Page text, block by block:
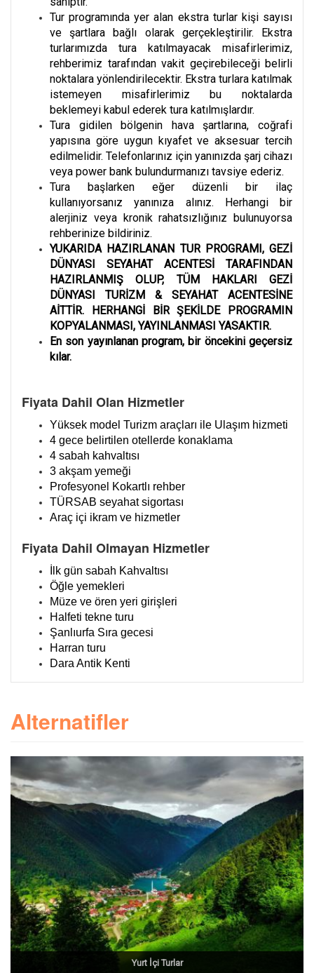
Tur programında yer alan ekstra turlar kişi sayısı
ve şartlara bağlı olarak gerçekleştirilir. Ekstra
turlarımızda tura katılmayacak misafirlerimiz,
rehberimiz tarafından vakit geçirebileceği belirli
noktalara yönlendirilecektir. Ekstra turlara katılmak
istemeyen misafirlerimiz bu noktalarda
beklemeyi kabul ederek tura katılmışlardır.
Tura gidilen bölgenin hava şartlarına, coğrafi
yapısına göre uygun kıyafet ve aksesuar tercih
edilmelidir. Telefonlarınız için yanınızda şarj cihazı
veya power bank bulundurmanızı tavsiye ederiz.
Tura başlarken eğer düzenli bir ilaç
kullanıyorsanız yanınıza alınız. Herhangi bir
alerjiniz veya kronik rahatsızlığınız bulunuyorsa
rehberinize bildiriniz.
YUKARIDA HAZIRLANAN TUR PROGRAMI, GEZİ
DÜNYASI SEYAHAT ACENTESİ TARAFINDAN
HAZIRLANMIŞ OLUP, TÜM HAKLARI GEZİ
DÜNYASI TURİZM & SEYAHAT ACENTESİNE
AİTTİR. HERHANGİ BİR ŞEKİLDE PROGRAMIN
KOPYALANMASI, YAYINLANMASI YASAKTIR.
En son yayınlanan program, bir öncekini geçersiz
kılar.
Fiyata Dahil Olan Hizmetler
Yüksek model Turizm araçları ile Ulaşım hizmeti
4 gece belirtilen otellerde konaklama
4 sabah kahvaltısı
3 akşam yemeği
Profesyonel Kokartlı rehber
TÜRSAB seyahat sigortası
Araç içi ikram ve hizmetler
Fiyata Dahil Olmayan Hizmetler
İlk gün sabah Kahvaltısı
Öğle yemekleri
Müze ve ören yeri girişleri
Halfeti tekne turu
Şanlıurfa Sıra gecesi
Harran turu
Dara Antik Kenti
Alternatifler
Yurt İçi Turlar